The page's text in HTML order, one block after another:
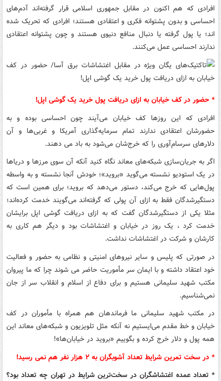
افرادی که هم اکنون در مقابل جمهوری اسلامی قرار گرفته‌اند آدم‌های
احساسی و بدون پشتوانه فکری و اعتقادی هستند؛ افرادی که تحریک شده
اند؛ یا پول گرفته یا دنبال منافع دنیوی هستند و چون پشتوانه اعتقادی
ندارند احساسی عمل می‌کنند.
* حضور در کف خیابان به ازای دریافت پول خرید یک گوشی اپل!
افرادی که این روزها کف خیابان می‌آیند چون احساسی بوده و به
حضورشان اعتقادی ندارند تمام سرمایه‌گذاری آمریکا و غربی‌ها و آن
دلارهای سرسام‌آوری را که خرج‌شان می‌شود به باد می دهند.
اگر به جریان‌سازی شبکه‌های معاند نگاه کنید آنکه آن سوی مرزها و دریاها
در یک استودیو نشسته می‌گوید «بروید»؛ خودش آنجا نشسته و به واسطه
پول‌هایی که خرج می‌کند، دستور می‌دهد که بروید؛ برای همین است که
دستگیرشدگان فقط به ازای آن پولی که گرفته‌اند می‌گویند خدمت کرده‌اند؛‌
مثلا یکی از دستگیرشدگان گفت که به ازای دریافت گوشی اپل برایشان
خدمت کرد ، یک روز در خیابان و اغتشاشات بود و دیگر هم کاری به
کارشان و شرکت در اغتشاشات نداشت.
در صورتی که پلیس و سایر نیروهای امنیتی و نظامی به حضور و فعالیت
خود اعتقاد داشته و با ایمان سر مأموریت حاضر می شوند چرا که ما پیروان
مکتب شهید سلیمانی هستیم و برای دفاع از اسلام و انقلاب سر از جان
نمی‌شناسیم.
در مکتب شهید سلیمانی ما فرماندهان هم همراه با مأموران‌ در کف
خیابان و خط مقدم می‌ایستیم نه آنکه مثل تلویزیون و شبکه‌های معاند این
همه پول و دلار خرج کرده و بگوییم «بروید در خیابان‌ها»!
* در سخت تمرین شرایط تعداد آشوبگران به ۲ هزار نفر هم نمی رسید!
* تعداد عمده اغتشاشگران در سخت‌ترین شرایط در تهران چه تعداد بود؟